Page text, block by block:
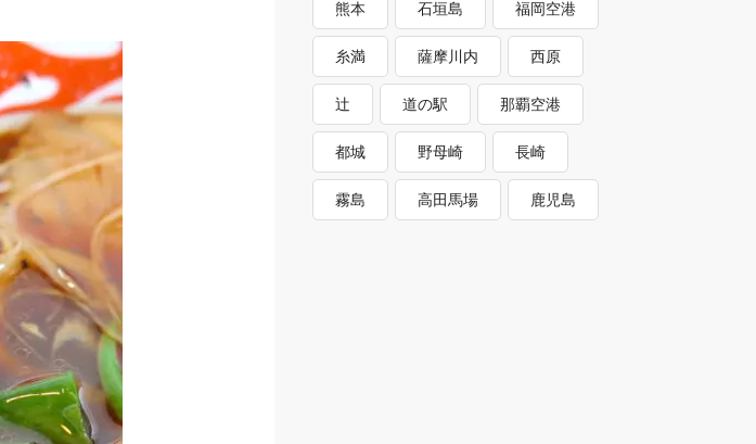
熊本 石垣島 福岡空港
糸満 薩摩川内 西原
辻 道の駅 那覇空港
都城 野母崎 長崎
霧島 高田馬場 鹿児島